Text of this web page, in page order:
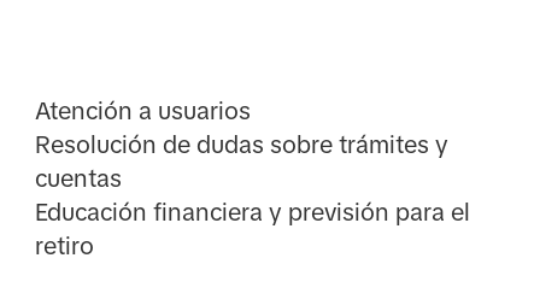
Atención a usuarios
Resolución de dudas sobre trámites y
cuentas
Educación financiera y previsión para el
retiro